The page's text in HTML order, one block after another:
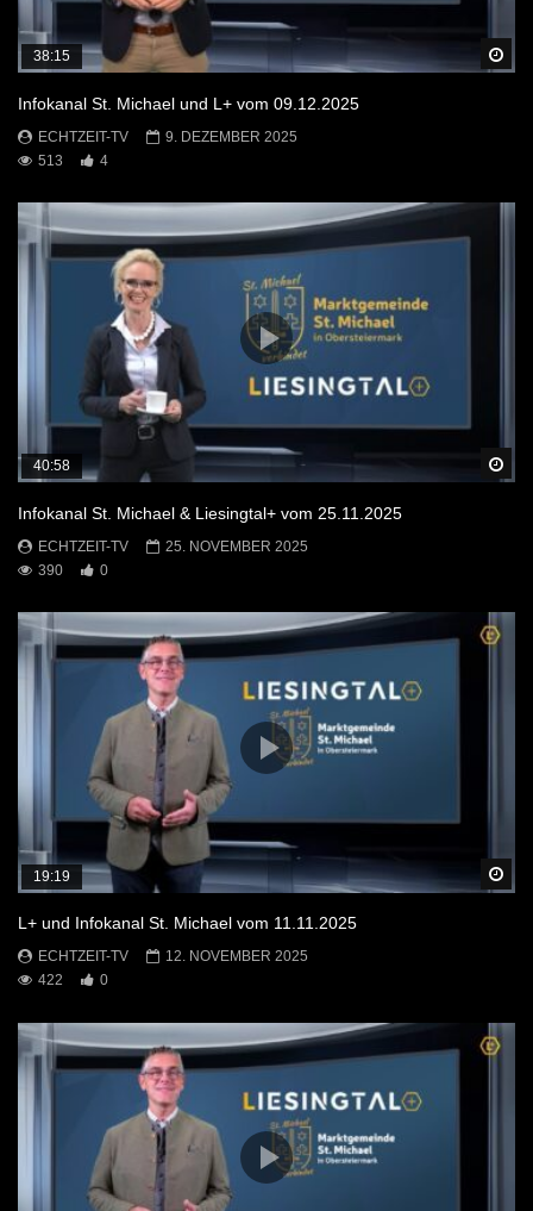
38:15
Infokanal St. Michael und L+ vom 09.12.2025
ECHTZEIT-TV
9. DEZEMBER 2025
513
4
40:58
Infokanal St. Michael & Liesingtal+ vom 25.11.2025
ECHTZEIT-TV
25. NOVEMBER 2025
390
0
19:19
L+ und Infokanal St. Michael vom 11.11.2025
ECHTZEIT-TV
12. NOVEMBER 2025
422
0